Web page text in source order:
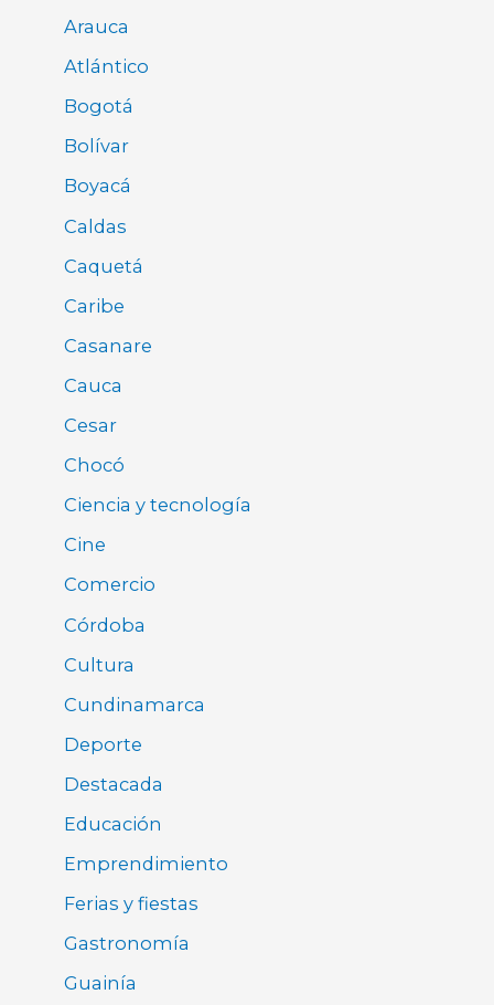
Arauca
Atlántico
Bogotá
Bolívar
Boyacá
Caldas
Caquetá
Caribe
Casanare
Cauca
Cesar
Chocó
Ciencia y tecnología
Cine
Comercio
Córdoba
Cultura
Cundinamarca
Deporte
Destacada
Educación
Emprendimiento
Ferias y fiestas
Gastronomía
Guainía